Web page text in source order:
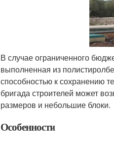
В случае ограниченного
выполненная из
способностью к сохранению
бригада строителей может
размеров и небольшие блоки.
Особенности